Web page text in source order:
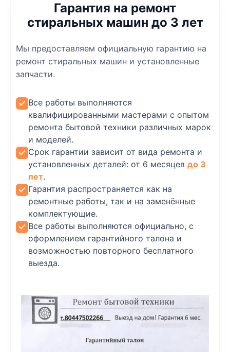
Гарантия на ремонт
стиральных машин до 3 лет
Мы предоставляем официальную гарантию на
ремонт стиральных машин и установленные
запчасти.
Все работы выполняются
квалифицированными мастерами с опытом
ремонта бытовой техники различных марок
и моделей.
Срок гарантии зависит от вида ремонта и
установленных деталей: от 6 месяцев до 3
лет.
Гарантия распространяется как на
ремонтные работы, так и на заменённые
комплектующие.
Все работы выполняются официально, с
оформлением гарантийного талона и
возможностью повторного бесплатного
выезда.